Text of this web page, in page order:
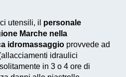
utensili, il personale
Marche nella
idromassaggio provvede ad
idraulici
in 3 o 4 ore di